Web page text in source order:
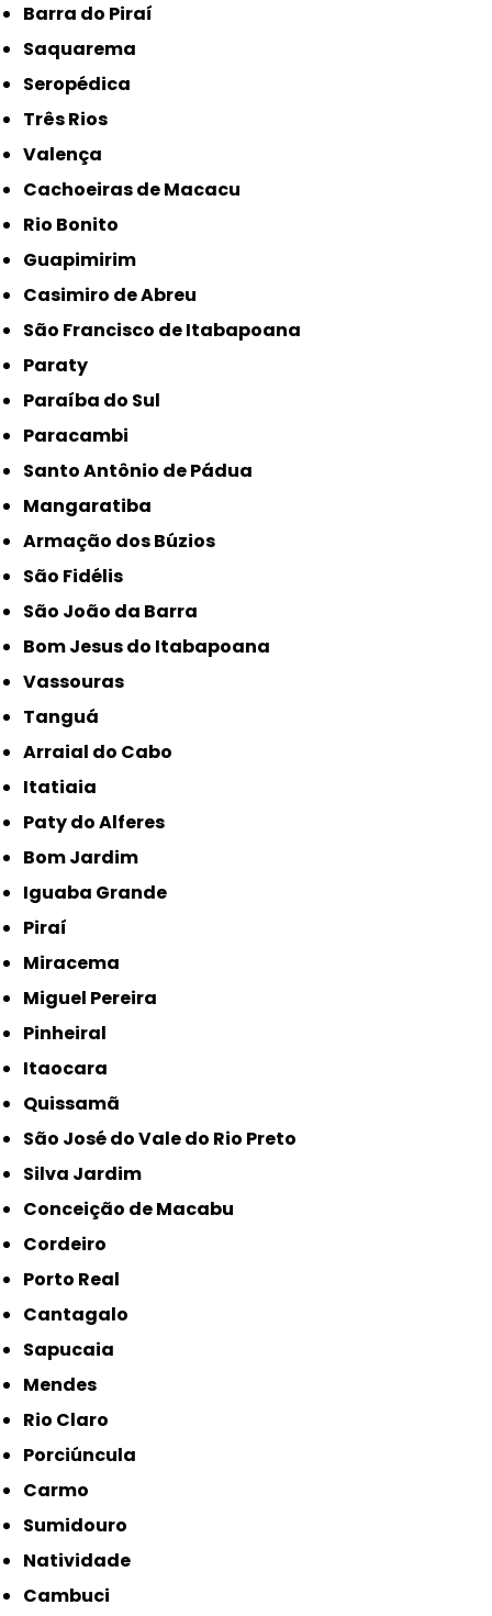
Barra do Piraí
Saquarema
Seropédica
Três Rios
Valença
Cachoeiras de Macacu
Rio Bonito
Guapimirim
Casimiro de Abreu
São Francisco de Itabapoana
Paraty
Paraíba do Sul
Paracambi
Santo Antônio de Pádua
Mangaratiba
Armação dos Búzios
São Fidélis
São João da Barra
Bom Jesus do Itabapoana
Vassouras
Tanguá
Arraial do Cabo
Itatiaia
Paty do Alferes
Bom Jardim
Iguaba Grande
Piraí
Miracema
Miguel Pereira
Pinheiral
Itaocara
Quissamã
São José do Vale do Rio Preto
Silva Jardim
Conceição de Macabu
Cordeiro
Porto Real
Cantagalo
Sapucaia
Mendes
Rio Claro
Porciúncula
Carmo
Sumidouro
Natividade
Cambuci